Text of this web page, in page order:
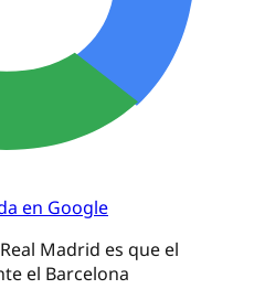
en Google
Madrid es que el
el Barcelona